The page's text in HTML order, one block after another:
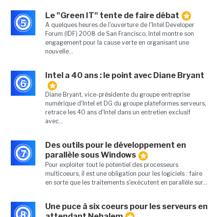
5
Le "Green IT" tente de faire débat
A quelques heures de l'ouverture de l'Intel Developer
Forum (IDF) 2008 de San Francisco, Intel montre son
engagement pour la cause verte en organisant une
nouvelle...
6
Intel a 40 ans : le point avec Diane Bryant
Diane Bryant, vice-présidente du groupe entreprise
numérique d'Intel et DG du groupe plateformes serveurs,
retrace les 40 ans d'Intel dans un entretien exclusif
avec...
7
Des outils pour le développement en
parallèle sous Windows
Pour exploiter tout le potentiel des processeurs
multicoeurs, il est une obligation pour les logiciels : faire
en sorte que les traitements s'exécutent en parallèle sur...
8
Une puce à six coeurs pour les serveurs en